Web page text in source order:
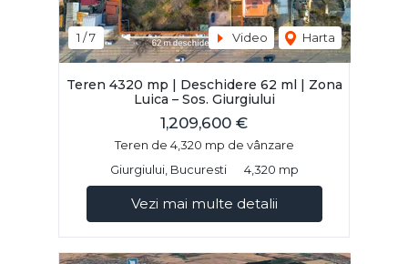
1 /7 Video Harta
Teren 4320 mp | Deschidere 62 ml | Zona
Luica – Sos. Giurgiului
1,209,600 €
Teren de 4,320 mp de vânzare
Giurgiului, Bucuresti
4,320 mp
Vezi mai multe detalii